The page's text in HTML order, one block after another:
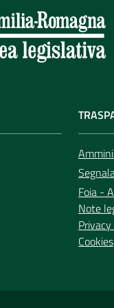
Foia -
Note
Cookies